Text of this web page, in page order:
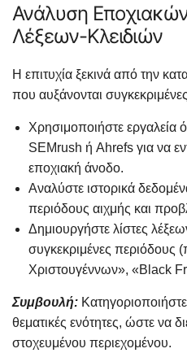
Ανάλυση
Λέξεων-Κλειδιών
Η επιτυχία ξεκινά από την
που αυξάνονται
Χρησιμοποιήστε
SEMrush ή Ahrefs για να
εποχιακή άνοδο.
Αναλύστε ιστορικά
περιόδους αιχμής και
Δημιουργήστε λίστες
συγκεκριμένες περιόδους
Χριστουγέννων», «Black
Συμβουλή: Κατηγοριοποιήστε
θεματικές ενότητες, ώστε να
στοχευμένου περιεχομένου.